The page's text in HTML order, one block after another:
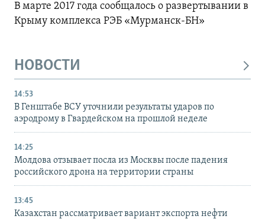
В марте 2017 года сообщалось о развертывании в
Крыму комплекса РЭБ «Мурманск-БН»
НОВОСТИ
14:53
В Генштабе ВСУ уточнили результаты ударов по
аэродрому в Гвардейском на прошлой неделе
14:25
Молдова отзывает посла из Москвы после падения
российского дрона на территории страны
13:45
Казахстан рассматривает вариант экспорта нефти